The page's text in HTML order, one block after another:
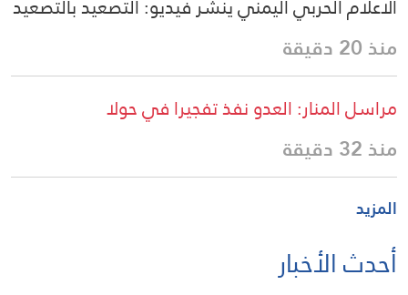
الاعلام الحربي اليمني ينشر فيديو: التصعيد بالتصعيد
منذ 20 دقيقة
مراسل المنار: العدو نفذ تفجيرا في حولا
منذ 32 دقيقة
المزيد
أحدث الأخبار